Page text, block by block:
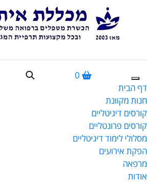
0
דף הבית
חנות מקוונת
קורסים דיגיטליים
קורסים פרונטליים
מסלולי לימוד דיגיטליים
הפקת אירועים
מרפאה
אודות